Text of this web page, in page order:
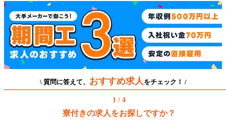
\ 質問に答えて、 おすすめ求人 をチェック！ /
1 / 4
寮付きの求人をお探しですか？